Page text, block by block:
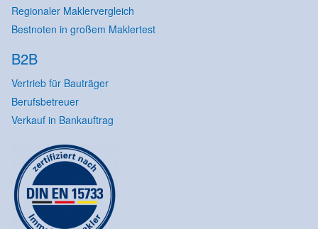
Regionaler Maklervergleich
Bestnoten in großem Maklertest
B2B
Vertrieb für Bauträger
Berufsbetreuer
Verkauf in Bankauftrag